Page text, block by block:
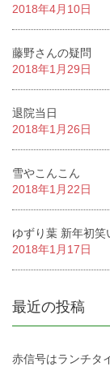
2018年4月10日
藤野さんの疑問
2018年1月29日
退院当日
2018年1月26日
雪やこんこん
2018年1月22日
ゆずり葉 新年初笑
2018年1月17日
最近の投稿
赤信号はランチタ